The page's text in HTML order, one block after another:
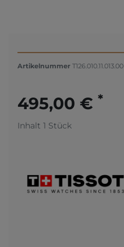
Artikelnummer T126.010.11.013.00
495,00 € *
Inhalt 1 Stück